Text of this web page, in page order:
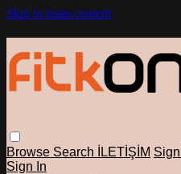
Skip to main content
Browse Search İLETİŞİM
Sign In